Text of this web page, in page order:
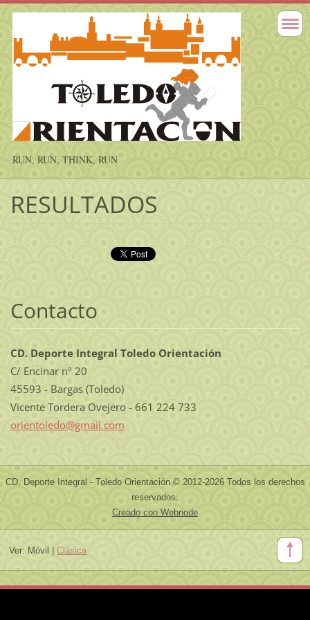
RUN, RUN, THINK, RUN
RESULTADOS
Contacto
CD. Deporte Integral Toledo Orientación
C/ Encinar nº 20
45593 - Bargas (Toledo)
Vicente Tordera Ovejero - 661 224 733
orientoledo@gmail.com
CD. Deporte Integral - Toledo Orientación © 2012-2026 Todos los derechos
reservados.
Creado con Webnode
Ver: Móvil Clásica